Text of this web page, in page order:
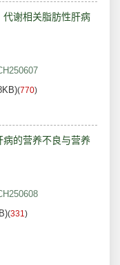
代谢相关脂肪性肝病
(770)
病的营养不良与营养
(331)